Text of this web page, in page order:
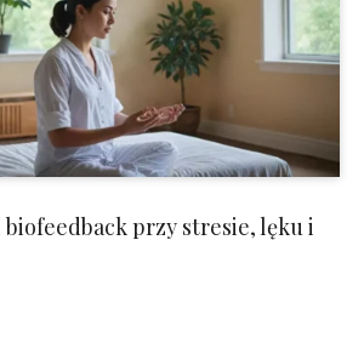
przy stresie, lęku i